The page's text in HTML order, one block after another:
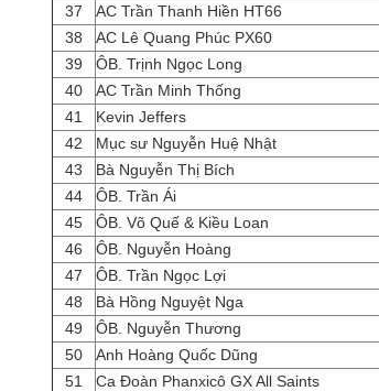
37
AC Trần Thanh Hiền HT66
38
AC Lê Quang Phúc PX60
39
ÔB. Trịnh Ngọc Long
40
AC Trần Minh Thống
41
Kevin Jeffers
42
Mục sư Nguyễn Huệ Nhật
43
Bà Nguyễn Thị Bích
44
ÔB. Trần Ái
45
ÔB. Võ Quế & Kiều Loan
46
ÔB. Nguyễn Hoàng
47
ÔB. Trần Ngọc Lợi
48
Bà Hồng Nguyệt Nga
49
ÔB. Nguyễn Thương
50
Anh Hoàng Quốc Dũng
51
Ca Đoàn Phanxicô GX All Saints